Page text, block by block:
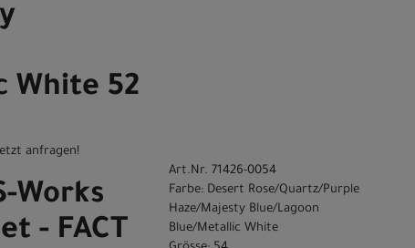
White 52
anfragen!
Works
- FACT
Art.Nr. 71426-0054
Farbe: Desert Rose/Quartz/Purple
Haze/Majesty Blue/Lagoon
Blue/Metallic White